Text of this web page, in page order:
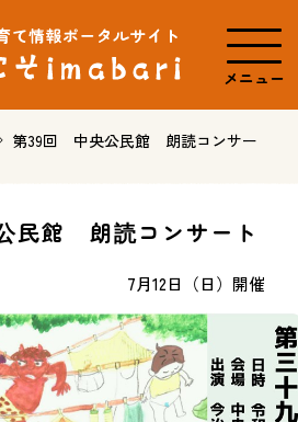
メニュー
第39回 中央公民館 朗読コンサー
民館 朗読コンサート
7月12日（日）開催